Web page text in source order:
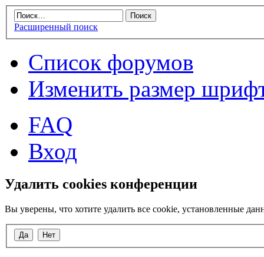
Расширенный поиск
Список форумов
Изменить размер
FAQ
Вход
Удалить cookies конференции
Вы уверены, что хотите удалить все cookie, установленные